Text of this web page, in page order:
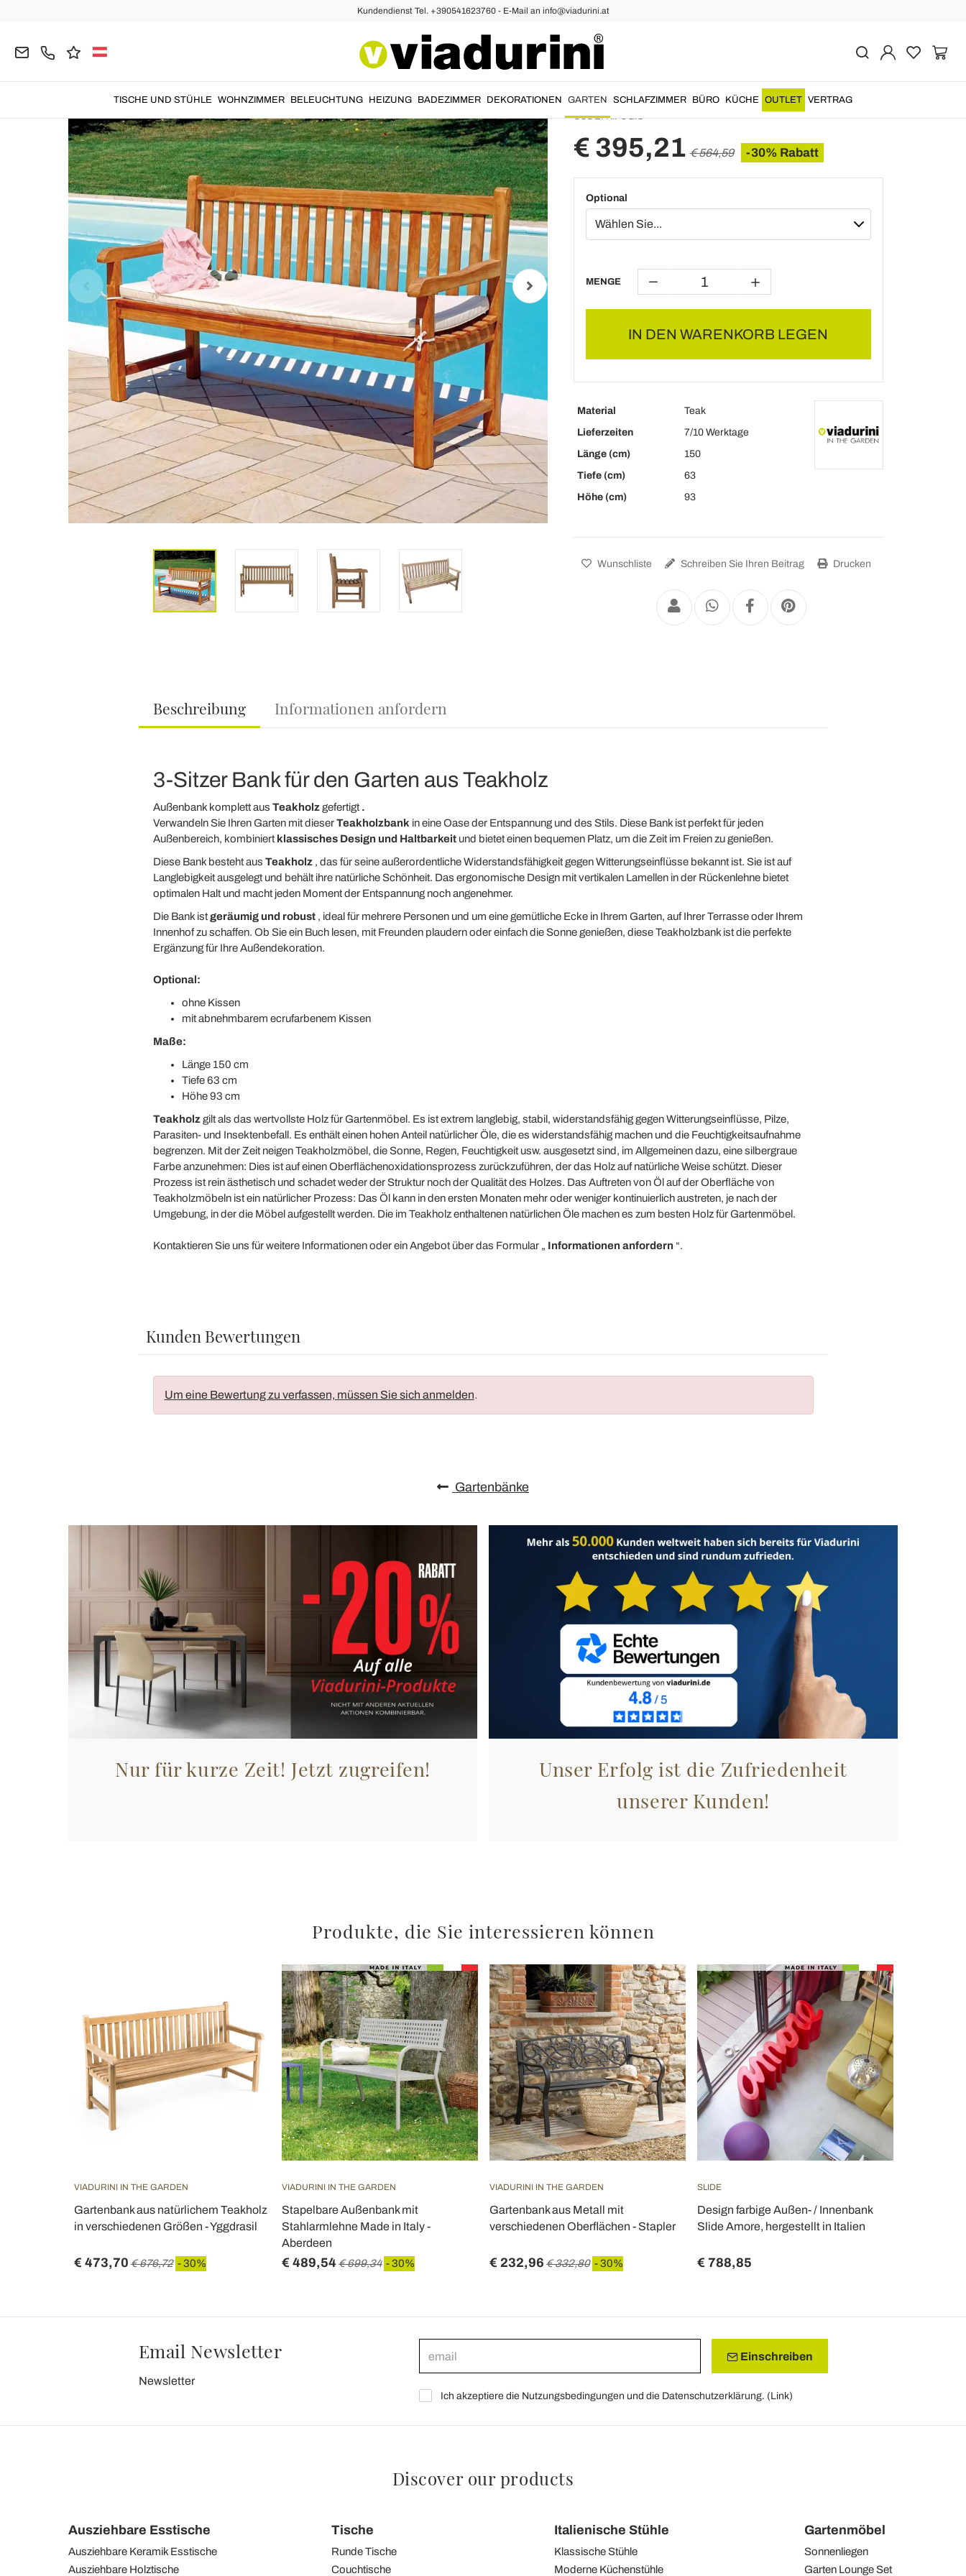
Kundendienst Tel. +390541623760 - E-Mail an info@viadurini.at
TISCHE UND STÜHLE WOHNZIMMER BELEUCHTUNG HEIZUNG BADEZIMMER DEKORATIONEN GARTEN SCHLAFZIMMER BÜRO KÜCHE OUTLET VERTRAG
3-Sitzer-Gartenbank aus
Teakholz - Shelter
CODE:RIFUGIO
€ 395,21 € 564,59 -30% Rabatt
Optional
MENGE
IN DEN WARENKORB LEGEN
Material
Teak
Lieferzeiten
7/10 Werktage
Länge (cm)
150
Tiefe (cm)
63
Höhe (cm)
93
Wunschliste Schreiben Sie Ihren Beitrag Drucken
Beschreibung Informationen anfordern
3-Sitzer Bank für den Garten aus Teakholz
Außenbank komplett aus Teakholzgefertigt .
Verwandeln Sie Ihren Garten mit dieserTeakholzbank in eine Oase der Entspannung und des Stils. Diese Bank ist perfekt für jeden
Außenbereich, kombiniert klassisches Design und Haltbarkeitund bietet einen bequemen Platz, um die Zeit im Freien zu genießen.
Diese Bank besteht aus Teakholz, das für seine außerordentliche Widerstandsfähigkeit gegen Witterungseinflüsse bekannt ist. Sie ist auf
Langlebigkeit ausgelegt und behält ihre natürliche Schönheit. Das ergonomische Design mit vertikalen Lamellen in der Rückenlehne bietet
optimalen Halt und macht jeden Moment der Entspannung noch angenehmer.
Die Bank istgeräumig und robust, ideal für mehrere Personen und um eine gemütliche Ecke in Ihrem Garten, auf Ihrer Terrasse oder Ihrem
Innenhof zu schaffen. Ob Sie ein Buch lesen, mit Freunden plaudern oder einfach die Sonne genießen, diese Teakholzbank ist die perfekte
Ergänzung für Ihre Außendekoration.
Optional:
ohne Kissen
mit abnehmbarem ecrufarbenem Kissen
Maße:
Länge 150 cm
Tiefe 63 cm
Höhe 93 cm
Teakholzgilt als das wertvollste Holz für Gartenmöbel. Es ist extrem langlebig, stabil, widerstandsfähig gegen Witterungseinflüsse, Pilze,
Parasiten- und Insektenbefall. Es enthält einen hohen Anteil natürlicher Öle, die es widerstandsfähig machen und die Feuchtigkeitsaufnahme
begrenzen. Mit der Zeit neigen Teakholzmöbel, die Sonne, Regen, Feuchtigkeit usw. ausgesetzt sind, im Allgemeinen dazu, eine silbergraue
Farbe anzunehmen: Dies ist auf einen Oberflächenoxidationsprozess zurückzuführen, der das Holz auf natürliche Weise schützt. Dieser
Prozess ist rein ästhetisch und schadet weder der Struktur noch der Qualität des Holzes. Das Auftreten von Öl auf der Oberfläche von
Teakholzmöbeln ist ein natürlicher Prozess: Das Öl kann in den ersten Monaten mehr oder weniger kontinuierlich austreten, je nach der
Umgebung, in der die Möbel aufgestellt werden. Die im Teakholz enthaltenen natürlichen Öle machen es zum besten Holz für Gartenmöbel.
Kontaktieren Sie uns für weitere Informationen oder ein Angebot über das Formular „ Informationen anfordern “.
Kunden Bewertungen
Um eine Bewertung zu verfassen, müssen Sie sich anmelden.
Gartenbänke
Nur für kurze Zeit! Jetzt zugreifen!
Unser Erfolg ist die Zufriedenheit
unserer Kunden!
Produkte, die Sie interessieren können
VIADURINI IN THE GARDEN
Gartenbank aus natürlichem Teakholz
in verschiedenen Größen - Yggdrasil
€ 473,70 € 676,72 - 30%
VIADURINI IN THE GARDEN
Stapelbare Außenbank mit
Stahlarmlehne Made in Italy -
Aberdeen
€ 489,54€ 699,34 - 30%
VIADURINI IN THE GARDEN
Gartenbank aus Metall mit
verschiedenen Oberflächen - Stapler
€ 232,96 € 332,80 - 30%
SLIDE
Design farbige Außen- / Innenbank
Slide Amore, hergestellt in Italien
€ 788,85
Email Newsletter
Newsletter
Einschreiben
Ich akzeptiere die Nutzungsbedingungen und die Datenschutzerklärung. (Link)
Discover our products
Ausziehbare Esstische
Ausziehbare Keramik Esstische
Ausziehbare Holztische
Tische
Runde Tische
Couchtische
Italienische Stühle
Klassische Stühle
Moderne Küchenstühle
Gartenmöbel
Sonnenliegen
Garten Lounge Set